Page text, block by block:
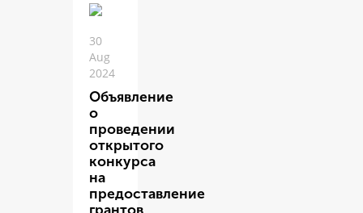
30
Aug
2024
Объявление
о
проведении
открытого
конкурса
на
предоставление